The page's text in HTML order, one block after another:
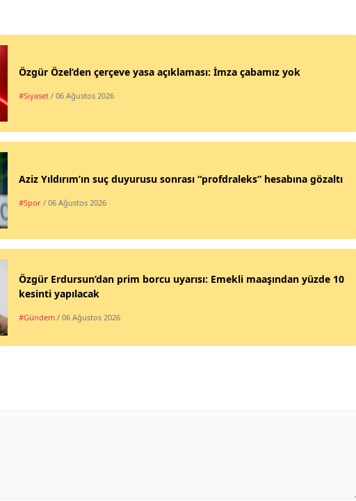
Özgür Özel’den çerçeve yasa açıklaması: İmza çabamız yok
#Siyaset / 06 Ağustos 2026
Aziz Yıldırım’ın suç duyurusu sonrası “profdraleks” hesabına gözaltı
#Spor / 06 Ağustos 2026
Özgür Erdursun’dan prim borcu uyarısı: Emekli maaşından yüzde 10
kesinti yapılacak
#Gündem / 06 Ağustos 2026